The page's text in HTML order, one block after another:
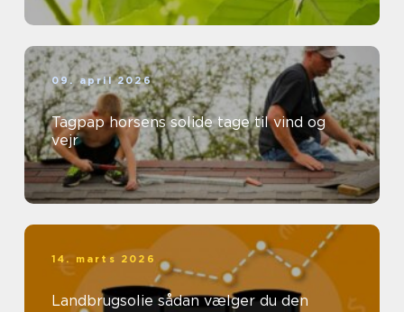
09. april 2026
Tagpap horsens solide tage til vind og
vejr
14. marts 2026
Landbrugsolie sådan vælger du den